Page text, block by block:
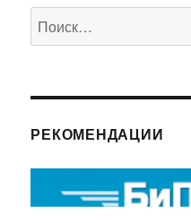
Искать:
РЕКОМЕНДАЦИИ